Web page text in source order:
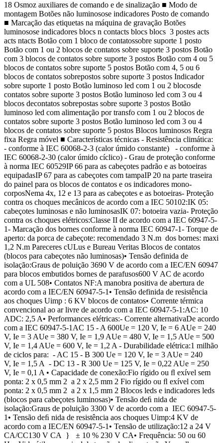
18 Osmoz auxiliares de comando e de sinalização ■ Modo de
montagem Botões não luminosose indicadores Posto de comando
■ Marcação das etiquetas na máquina de gravação Botões
luminosose indicadores blocs n contacts blocs blocs 3 postes acts
acts ntacts Botão com 1 bloco de contatossobre suporte 1 posto
Botão com 1 ou 2 blocos de contatos sobre suporte 3 postos Botão
com 3 blocos de contatos sobre suporte 3 postos Botão com 4 ou 5
blocos de contatos sobre suporte 5 postos Botão com 4, 5 ou 6
blocos de contatos sobrepostos sobre suporte 3 postos Indicador
sobre suporte 1 posto Botão luminoso led com 1 ou 2 blocosde
contatos sobre suporte 3 postos Botão luminoso led com 3 ou 4
blocos decontatos sobrepostas sobre suporte 3 postos Botão
luminoso led com alimentação por transfo com 1 ou 2 blocos de
contatos sobre suporte 3 postos Botão luminoso led com 3 ou 4
blocos de contatos sobre suporte 5 postos Blocos luminosos Regra
fixa Regra móvel ■ Características técnicas - Resistência climática:
- conforme à IEC 60068-2-3 (calor úmido constante) - conforme à
IEC 60068-2-30 (calor úmido cíclico) - Grau de proteção conforme
à norma IEC 60529IP 66 para as cabeçotes padrão e as botoeiras
equipadasIP 67 para as cabeçotes com tampaIP 20 na parte traseira
do painel para os blocos de contatos e os indicadores mono-
corposNema 4x, 12 e 13 para as cabeçotes e as botoeiras- Proteção
contra os choques mecânicos de acordo com a IEC 50102:IK 05:
cabeçotes luminosas e não luminosasIK 07: botoeira vazia- Proteção
contra os choques elétricos:Classe II de acordo com a IEC 60947-5-
1- Marcação dos bornes conforme à norma IEC 60947-1- Torque de
aperto: da porca de cabeçote: recomendado 3 N.m dos bornes: maxi
1,2 N.m Pareceres cULus e Bureau Veritas Blocos de contatos
(blocos para cabeçotes não luminosas)• Tensão definida de
isolação:Graus de poluição 3690 V de acordo com a IEC/EN 60947
para blocos embutidos bornes de parafusos600 V AC de acordo
com a UL 508• Contatos NF:A manobra positiva de abertura de
acordo com a IEC/EN 60947-5-1• Tensão definida de resistência
aos choques Uimp : 6 KV blocos de contatos• Corrente térmica
convencional ao ar livre de acordo com a IEC 60947-5-1:AC: 10
ADC: 2,5 A• Performances elétricas:- Corrente alternativaDe acordo
com a IEC 60947-5-1AC 15 - A 600Ue = 120 V, Ie = 6 AUe = 240
V, Ie = 3 AUe = 380 V, Ie = 1,9 AUe = 480 V, Ie = 1,5 AUe = 500
V, Ie = 1,4 AUe = 600 V, Ie = 1,2 A - Durabilidade elétrica:1 milhão
de ciclos para: - AC 15 - B 300 Ue = 120 V, Ie = 3 AUe = 240
V, Ie = 1,5 A - DC 13 - R 300 Ue = 125 V, Ie = 0,22 AUe = 250
V, Ie = 0,1 A • Capacidade de conexão:Fio rígido ou ﬂ exível sem
ponta: 2 x 0,5 mm 2 a 2 x 2,5 mm 2 Fio rígido ou ﬂ exível com
ponta: 2 x 0,5 mm 2 a 2 x 1,5 mm 2 Blocos leds e indicadores leds
(blocos para cabeçotes luminosas)• Tensão deﬁ nida de
isolação:Graus de poluição 3300 V de acordo com a IEC 60947-5-
1• Tensão deﬁ nida de resistência aos choques Uimp:4 KV de
acordo com a IEC/EN 60947-5-1• Tensão de utilização:12 a 24 V
CA/CC130 V CA } ± 10 % 230 V CA• Frequência: 50 ou 60